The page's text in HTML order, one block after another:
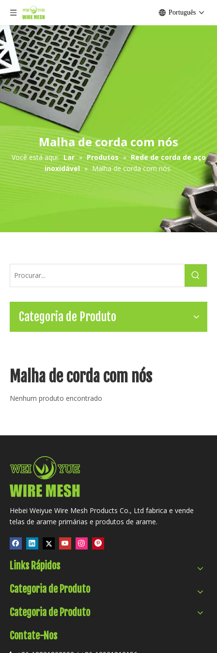
Português
Malha de corda com nós
Você está aqui: Lar » Produtos » Rede de corda de aço
inoxidável » Malha de corda com nós
Categoria de Produto
Malha de corda com nós
Nenhum produto encontrado
Hebei Weiyue Wire Mesh Products Co., Ltd fabrica e vende
telas de arame primárias e produtos de arame.
Links Rápidos
Categoria de Produto
Categoria de Produto
Contate-Nos